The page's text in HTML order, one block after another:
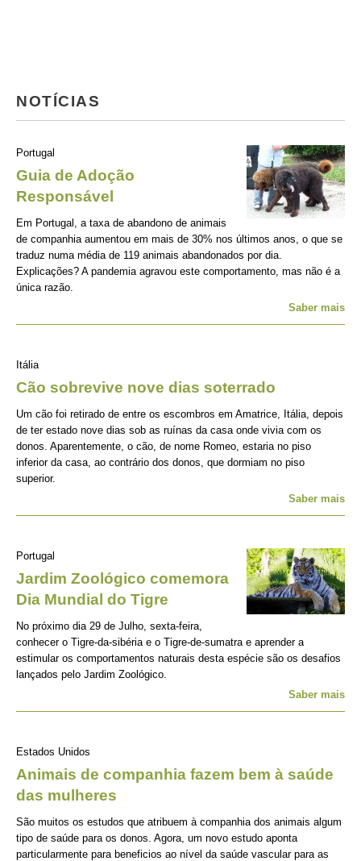
NOTÍCIAS
Portugal
Guia de Adoção
Responsável
Em Portugal, a taxa de abandono de animais
de companhia aumentou em mais de 30% nos últimos anos, o que se
traduz numa média de 119 animais abandonados por dia.
Explicações? A pandemia agravou este comportamento, mas não é a
única razão.
Saber mais
Itália
Cão sobrevive nove dias soterrado
Um cão foi retirado de entre os escombros em Amatrice, Itália, depois
de ter estado nove dias sob as ruínas da casa onde vivia com os
donos. Aparentemente, o cão, de nome Romeo, estaria no piso
inferior da casa, ao contrário dos donos, que dormiam no piso
superior.
Saber mais
Portugal
Jardim Zoológico comemora
Dia Mundial do Tigre
No próximo dia 29 de Julho, sexta-feira,
conhecer o Tigre-da-sibéria e o Tigre-de-sumatra e aprender a
estimular os comportamentos naturais desta espécie são os desafios
lançados pelo Jardim Zoológico.
Saber mais
Estados Unidos
Animais de companhia fazem bem à saúde
das mulheres
São muitos os estudos que atribuem à companhia dos animais algum
tipo de saúde para os donos. Agora, um novo estudo aponta
particularmente para beneficios ao nível da saúde vascular para as